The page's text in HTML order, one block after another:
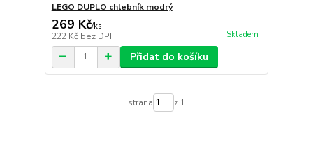
LEGO DUPLO chlebník modrý
269 Kč/ks
222 Kč bez DPH Skladem
Přidat do košíku
strana z 1